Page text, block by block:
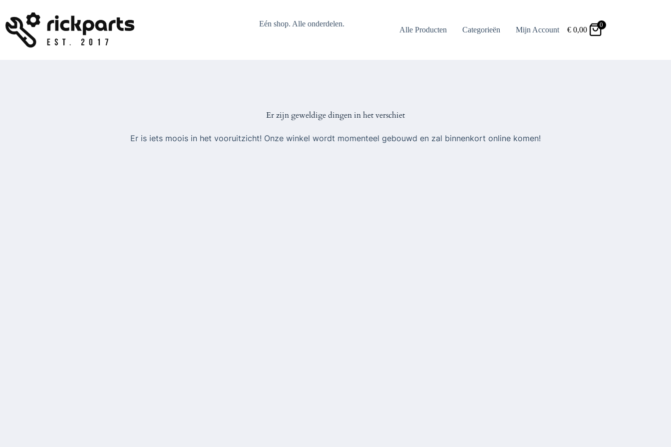
de
inhoud
Eén shop. Alle onderdelen.
Alle Producten Categorieën Mijn Account €0,00
0
Er zijn geweldige dingen in het verschiet
Er is iets moois in het vooruitzicht! Onze winkel wordt momenteel gebouwd en zal binnenkort online komen!